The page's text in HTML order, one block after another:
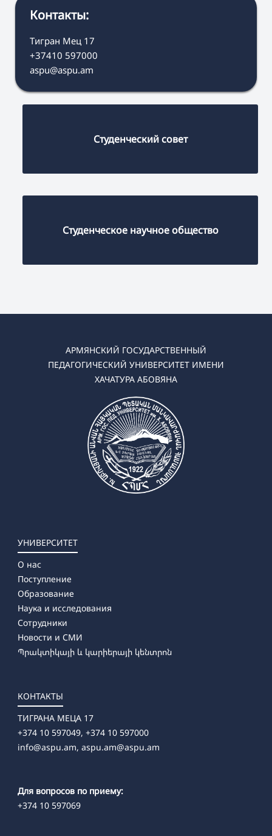
Контакты:
Тигран Мец 17
+37410 597000
aspu@aspu.am
Студенческий совет
Студенческое научное общество
АРМЯНСКИЙ ГОСУДАРСТВЕННЫЙ
ПЕДАГОГИЧЕСКИЙ УНИВЕРСИТЕТ ИМЕНИ
ХАЧАТУРА АБОВЯНА
УНИВЕРСИТЕТ
О нас
Поступление
Образование
Наука и исследования
Сотрудники
Новости и СМИ
Պրակտիկայի և կարիերայի կենտրոն
КОНТАКТЫ
ТИГРАНА МЕЦА 17
+374 10 597049, +374 10 597000
info@aspu.am, aspu.am@aspu.am
Для вопросов по приему:
+374 10 597069